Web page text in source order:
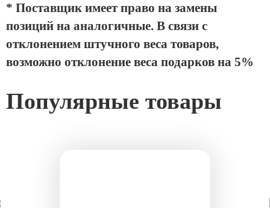
* Поставщик имеет право на замены
позиций на аналогичные. В связи с
отклонением штучного веса товаров,
возможно отклонение веса подарков на 5%
Популярные товары